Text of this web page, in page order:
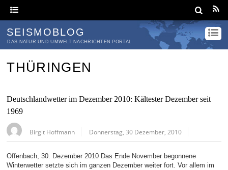
SEISMOBLOG
DAS NATUR UND UMWELT NACHRICHTEN PORTAL
THÜRINGEN
Deutschlandwetter im Dezember 2010: Kältester Dezember seit
1969
Birgit Hoffmann Donnerstag, 30 Dezember, 2010
Offenbach, 30. Dezember 2010 Das Ende November begonnene
Winterwetter setzte sich im ganzen Dezember weiter fort. Vor allem im